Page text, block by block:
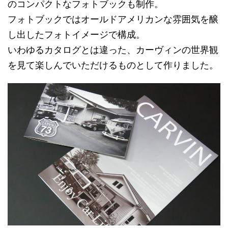
のコンパクトなフォトブックも制作。
フォトブックではオールドアメリカンな雰囲気を醸
し出したフォトイメージで構成。
いわゆるカタログとは違った、カーヴィンの世界観
を見て楽しんでいただけるものとして作りました。